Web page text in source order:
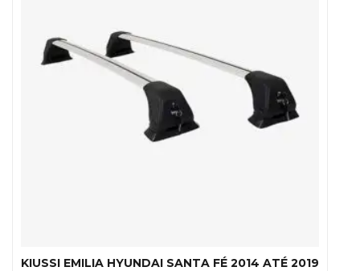
KIUSSI EMILIA HYUNDAI SANTA FÉ 2014 ATÉ 2019